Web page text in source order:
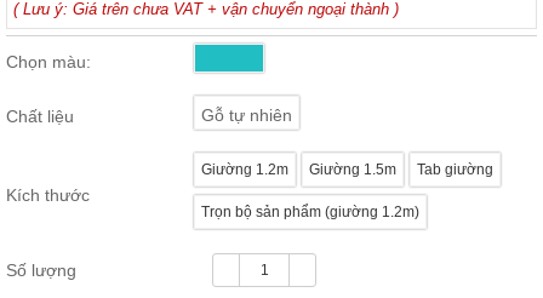
Thất
ăn,
bếp
Thất
( Lưu ý: Giá trên chưa VAT + vận chuyển ngoại thành )
Chọn màu:
Chất liệu Gỗ tự nhiên
Kích thước
Giường 1.2m Giường 1.5m Tab giường
Trọn bộ sản phẩm (giường 1.2m)
Số lượng